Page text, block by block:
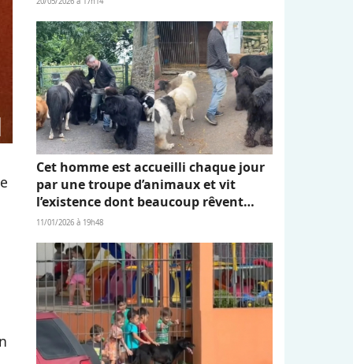
Cet homme est accueilli chaque jour
par une troupe d’animaux et vit
l’existence dont beaucoup rêvent
(vidéo)
11/01/2026 à 19h48